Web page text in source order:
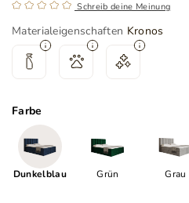
Schreib deine Meinung
Materialeigenschaften Kronos
Farbe
Dunkelblau Grün Grau